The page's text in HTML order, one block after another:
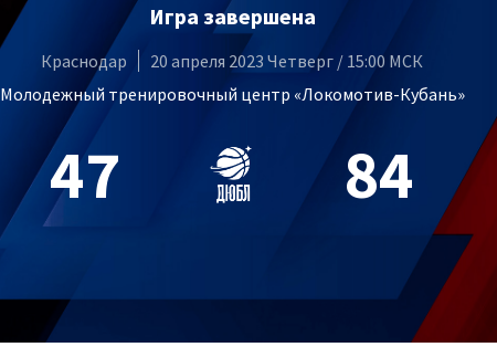
Игра завершена
Краснодар
20 апреля 2023 Четверг / 15:00 МСК
Молодежный тренировочный центр «Локомотив-Кубань»
47 84